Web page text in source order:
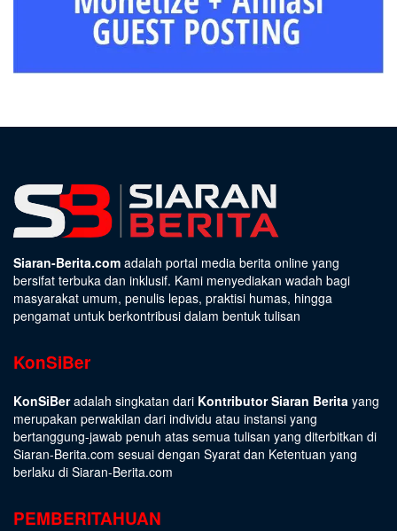
Siaran-Berita.com adalah portal media berita online yang
bersifat terbuka dan inklusif. Kami menyediakan wadah bagi
masyarakat umum, penulis lepas, praktisi humas, hingga
pengamat untuk berkontribusi dalam bentuk tulisan
KonSiBer
KonSiBeradalah singkatan dari Kontributor Siaran Berita yang
merupakan perwakilan dari individu atau instansi yang
bertanggung-jawab penuh atas semua tulisan yang diterbitkan di
Siaran-Berita.com sesuai dengan Syarat dan Ketentuan yang
berlaku di Siaran-Berita.com
PEMBERITAHUAN